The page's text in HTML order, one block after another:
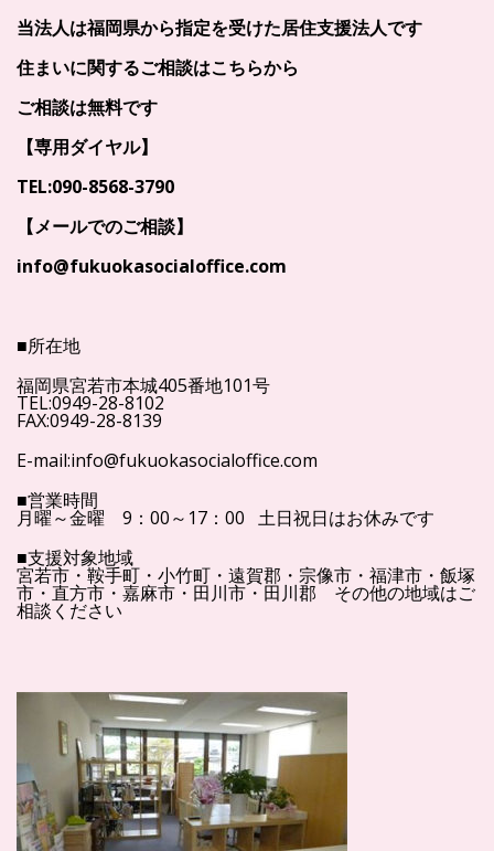
当法人は福岡県から指定を受けた居住支援法人です
住まいに関するご相談はこちらから
ご相談は無料です
【専用ダイヤル】
TEL:090-8568-3790
【メールでのご相談】
info@fukuokasocialoffice.com
■所在地
福岡県宮若市本城405番地101号
TEL:0949-28-8102
FAX:0949-28-8139
E-mail:info@fukuokasocialoffice.com
■営業時間
月曜～金曜 9：00～17：00 土日祝日はお休みです
■支援対象地域
宮若市・鞍手町・小竹町・遠賀郡・宗像市・福津市・飯塚
市・直方市・嘉麻市・田川市・田川郡 その他の地域はご
相談ください